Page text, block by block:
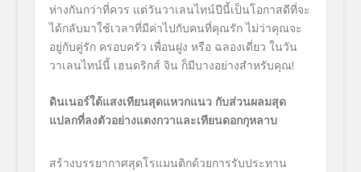
ห่างกันกว่าที่ควร แต่วันวาเลนไทน์ปีนี้เป็นโอกาสดีที่จะ
ได้กลับมาใช้เวลาที่มีค่าไปกับคนที่คุณรัก ไม่ว่าคุณจะ
อยู่กับคู่รัก ครอบครัว เพื่อนฝูง หรือ ฉลองเดี่ยว ในวัน
วาเลนไทน์นี้ เฮนดริกส์ จิน ก็มีบางอย่างสำหรับคุณ!
ดินเนอร์ใต้แสงเทียนสุดแหวกแนว กับส่วนผลมสุด
แปลกที่ลงตัวอย่างแตงกวาและเทียนดอกกุหลาบ
สร้างบรรยากาศสุดโรแมนติกด้วยการรับประทาน